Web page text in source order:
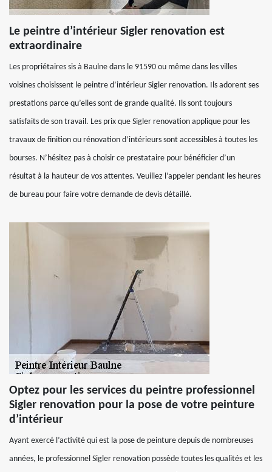
Le peintre d’intérieur Sigler renovation est
extraordinaire
Les propriétaires sis à Baulne dans le 91590 ou même dans les villes
voisines choisissent le peintre d’intérieur Sigler renovation. Ils adorent ses
prestations parce qu’elles sont de grande qualité. Ils sont toujours
satisfaits de son travail. Les prix que Sigler renovation applique pour les
travaux de finition ou rénovation d’intérieurs sont accessibles à toutes les
bourses. N’hésitez pas à choisir ce prestataire pour bénéficier d’un
résultat à la hauteur de vos attentes. Veuillez l’appeler pendant les heures
de bureau pour faire votre demande de devis détaillé.
Optez pour les services du peintre professionnel
Sigler renovation pour la pose de votre peinture
d’intérieur
Ayant exercé l’activité qui est la pose de peinture depuis de nombreuses
années, le professionnel Sigler renovation possède toutes les qualités et les